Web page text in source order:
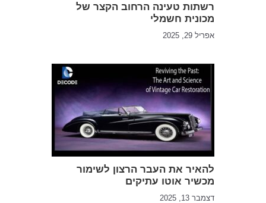
רשתות טעינה הרחוב הקצר של
מכונית חשמלי
אפריל 29, 2025
להאיר את העבר הרצון לשימור
מכשיר אוטו עתיקים
דצמבר 13, 2025